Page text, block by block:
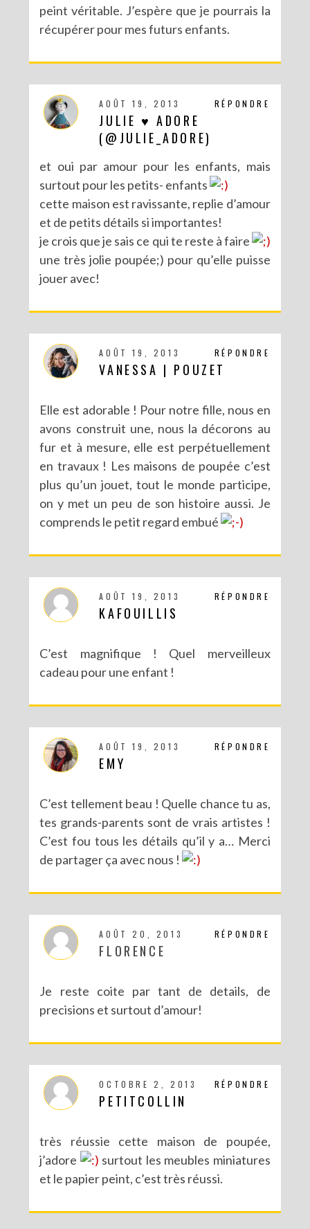
peint véritable. J’espère que je pourrais la
récupérer pour mes futurs enfants.
RÉPONDRE
AOÛT 19, 2013
JULIE ♥ ADORE
(@JULIE_ADORE)
et oui par amour pour les enfants, mais
surtout pour les petits- enfants
cette maison est ravissante, replie d’amour
et de petits détails si importantes!
je crois que je sais ce qui te reste à faire
une très jolie poupée;) pour qu’elle puisse
jouer avec!
RÉPONDRE
AOÛT 19, 2013
VANESSA | POUZET
Elle est adorable ! Pour notre fille, nous en
avons construit une, nous la décorons au
fur et à mesure, elle est perpétuellement
en travaux ! Les maisons de poupée c’est
plus qu’un jouet, tout le monde participe,
on y met un peu de son histoire aussi. Je
comprends le petit regard embué
RÉPONDRE
AOÛT 19, 2013
KAFOUILLIS
C’est magnifique ! Quel merveilleux
cadeau pour une enfant !
RÉPONDRE
AOÛT 19, 2013
EMY
C’est tellement beau ! Quelle chance tu as,
tes grands-parents sont de vrais artistes !
C’est fou tous les détails qu’il y a… Merci
de partager ça avec nous !
RÉPONDRE
AOÛT 20, 2013
FLORENCE
Je reste coite par tant de details, de
precisions et surtout d’amour!
RÉPONDRE
OCTOBRE 2, 2013
PETITCOLLIN
très réussie cette maison de poupée,
j’adore
surtout les meubles miniatures
et le papier peint, c’est très réussi.